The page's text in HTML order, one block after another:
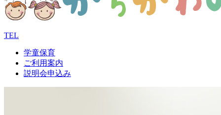
TEL
学童保育
ご利用案内
説明会申込み